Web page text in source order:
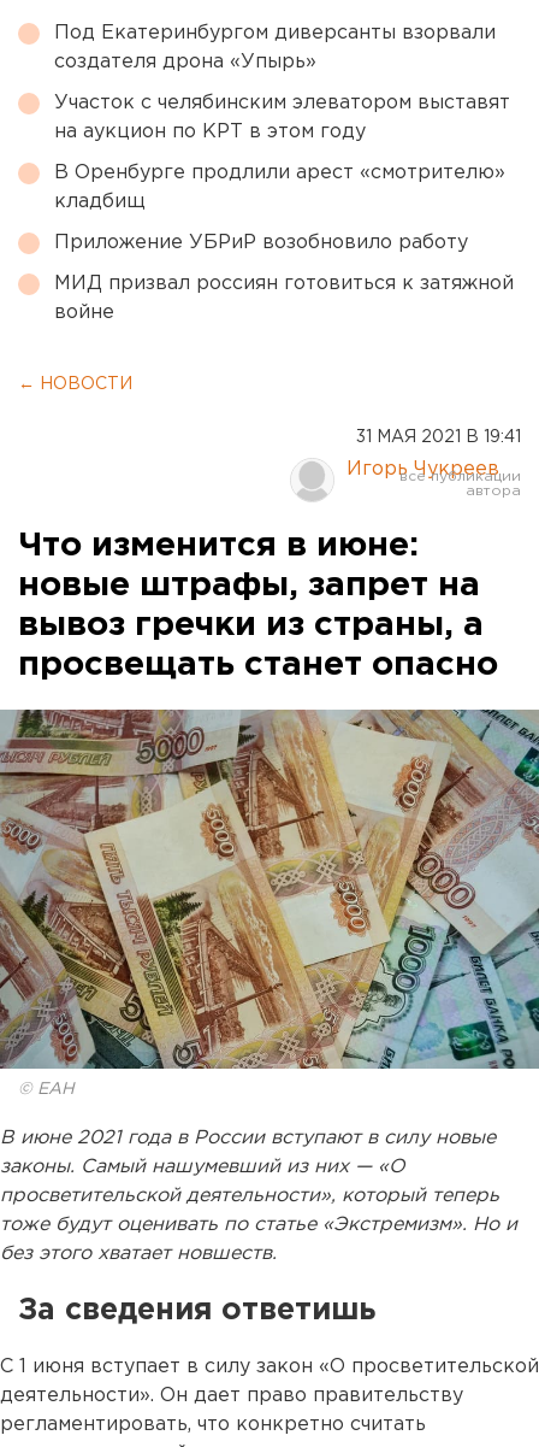
Под Екатеринбургом диверсанты взорвали
создателя дрона «Упырь»
Участок с челябинским элеватором выставят
на аукцион по КРТ в этом году
В Оренбурге продлили арест «смотрителю»
кладбищ
Приложение УБРиР возобновило работу
МИД призвал россиян готовиться к затяжной
войне
← НОВОСТИ
31 МАЯ 2021 В 19:41
Игорь Чукреев
Что изменится в июне:
новые штрафы, запрет на
вывоз гречки из страны, а
просвещать станет опасно
© ЕАН
В июне 2021 года в России вступают в силу новые
законы. Самый нашумевший из них — «О
просветительской деятельности», который теперь
тоже будут оценивать по статье «Экстремизм». Но и
без этого хватает новшеств.
За сведения ответишь
С 1 июня вступает в силу закон «О просветительской
деятельности». Он дает право правительству
регламентировать, что конкретно считать